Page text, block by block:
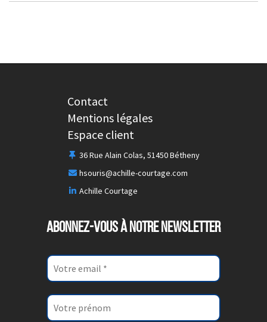
Contact
Mentions légales
Espace client
36 Rue Alain Colas, 51450 Bétheny
hsouris@achille-courtage.com
Achille Courtage
ABONNEZ-VOUS À NOTRE NEWSLETTER